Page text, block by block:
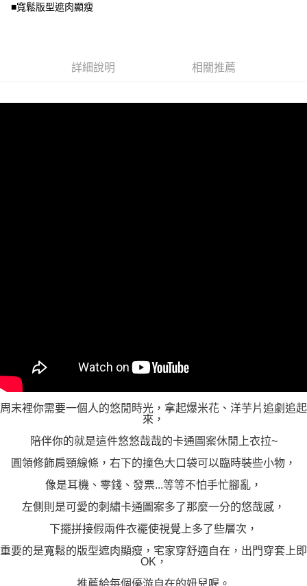
權轉讓予恩沛科技股份有限公司。
請求用戶進行身份認證。
■寬鬆版型遮肉顯瘦
詳細說明 相關推薦
周末裡你需要一個人的悠閒時光，拿起爆米花、洋芋片追劇追起
來，
陪伴你的就是這件悠悠哉哉的卡通圖案休閒上衣拉~
圓領修飾肩頸線條，右下的撞色大口袋可以臨時裝些小物，
像是耳機、零錢、發票...等等不怕手忙腳亂，
左側則是可愛的刺繡卡通圖案多了那麼一分的悠哉感，
下擺拼接假兩件衣襬使視覺上多了些層次，
重要的是寬鬆的版型遮肉顯瘦，宅家穿舒適自在，出門穿套上即
OK，
推薦給每個優游自在的妞兒喔。